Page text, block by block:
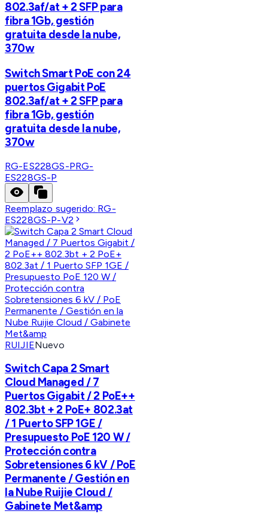
802.3af/at + 2 SFP para
fibra 1Gb, gestión
gratuita desde la nube,
370w
Switch Smart PoE con 24
puertos Gigabit PoE
802.3af/at + 2 SFP para
fibra 1Gb, gestión
gratuita desde la nube,
370w
RG-ES228GS-PRG-
ES228GS-P
Reemplazo sugerido: RG-
ES228GS-P-V2
RUIJIENuevo
Switch Capa 2 Smart
Cloud Managed / 7
Puertos Gigabit / 2 PoE++
802.3bt + 2 PoE+ 802.3at
/ 1 Puerto SFP 1GE /
Presupuesto PoE 120 W /
Protección contra
Sobretensiones 6 kV / PoE
Permanente / Gestión en
la Nube Ruijie Cloud /
Gabinete Met&amp